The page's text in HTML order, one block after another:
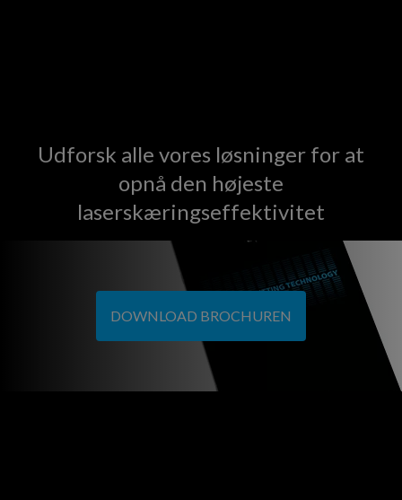
Udforsk alle vores løsninger for at
opnå den højeste
laserskæringseffektivitet
DOWNLOAD BROCHUREN